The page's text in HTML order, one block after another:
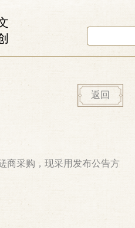
返回
商采购，现采用发布公告方